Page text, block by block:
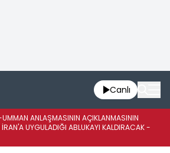
Canlı
ANLAŞMASININ AÇIKLANMASININ
UYGULADIĞI ABLUKAYI KALDIRACAK -